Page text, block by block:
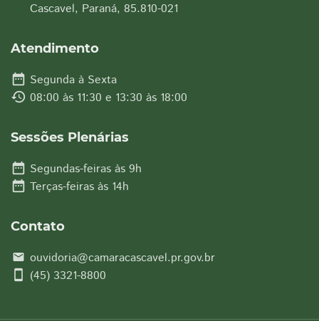
Cascavel, Paraná, 85.810-021
Atendimento
date_range Segunda à Sexta
history 08:00 às 11:30 e 13:30 às 18:00
Sessões Plenárias
date_range Segundas-feiras às 9h
date_range Terças-feiras às 14h
Contato
email ouvidoria@camaracascavel.pr.gov.br
smartphone (45) 3321-8800